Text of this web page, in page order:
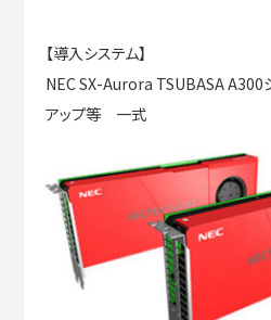
【導入システム】
NEC SX-Aurora TSUBASA A300
アップ等 一式